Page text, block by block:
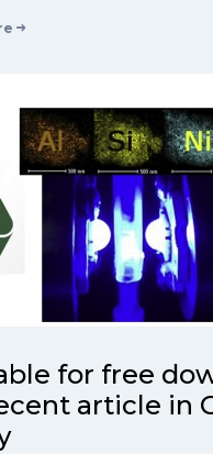
for free
article in